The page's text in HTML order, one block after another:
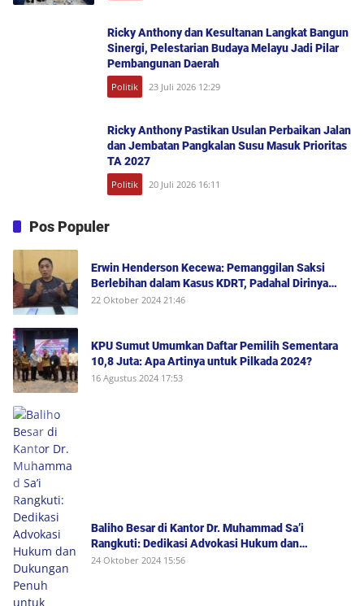
Ricky Anthony dan Kesultanan Langkat Bangun
Sinergi, Pelestarian Budaya Melayu Jadi Pilar
Pembangunan Daerah
Politik 23 Juli 2026 12:29
Ricky Anthony Pastikan Usulan Perbaikan Jalan
dan Jembatan Pangkalan Susu Masuk Prioritas
TA 2027
Politik 20 Juli 2026 16:11
Pos Populer
Erwin Henderson Kecewa: Pemanggilan Saksi
Berlebihan dalam Kasus KDRT, Padahal Dirinya
Saksi Peristiwa dan Tidak Berada di Tempat
22 Oktober 2024 21:46
KPU Sumut Umumkan Daftar Pemilih Sementara
10,8 Juta: Apa Artinya untuk Pilkada 2024?
16 Agustus 2024 17:53
Baliho Besar di Kantor Dr. Muhammad Sa’i
Rangkuti: Dedikasi Advokasi Hukum dan
Dukungan Penuh untuk Bobby-Surya di Pilgub
24 Oktober 2024 15:56